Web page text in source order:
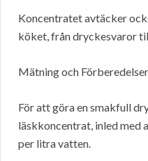
Koncentratet avtäcker
köket, från dryckesvaror
Mätning och Förberedelser
För att göra en smakfull
läskkoncentrat, inled med
per litra vatten.